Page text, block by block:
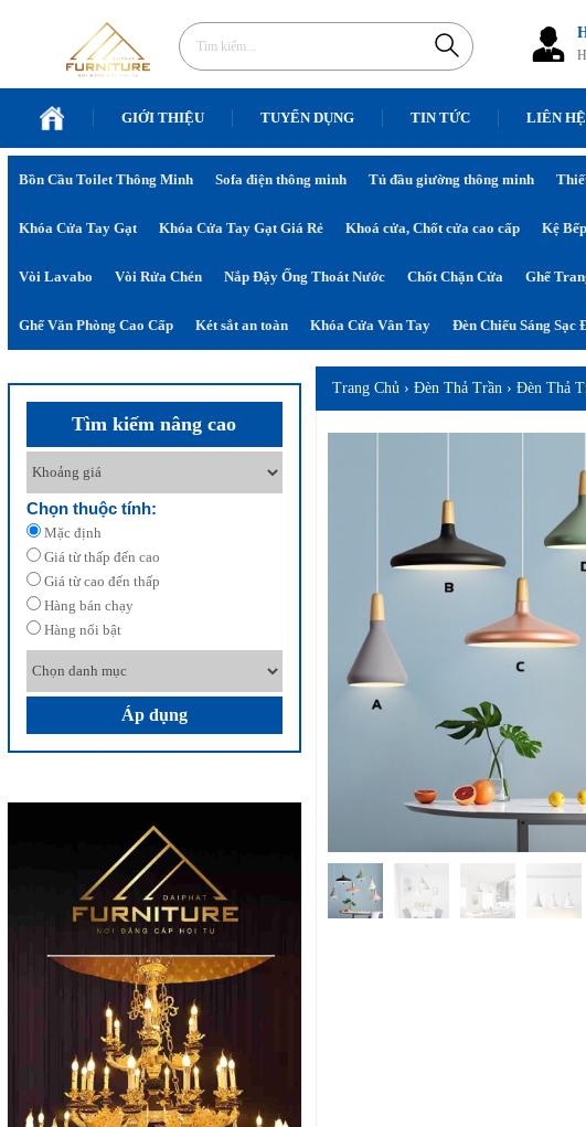
GIỚI THIỆU TUYỂN DỤNG TIN TỨC LIÊN HỆ
Bồn Cầu Toilet Thông Minh Sofa điện thông minh Tủ đầu giường thông minh
Khóa Cửa Tay Gạt Khóa Cửa Tay Gạt Giá Rẻ Khoá cửa, Chốt cửa cao cấp Kệ
Vòi Lavabo Vòi Rửa Chén Nắp Đậy Ống Thoát Nước Chốt Chặn Cửa Ghế
Ghế Văn Phòng Cao Cấp Két sắt an toàn Khóa Cửa Vân Tay Đèn Chiếu Sáng Sạc
Tìm kiếm nâng cao
Chọn thuộc tính:
Mặc định
Giá từ thấp đến cao
Giá từ cao đến thấp
Hàng bán chạy
Hàng nổi bật
Áp dụng
Trang Chủ ›Đèn Thả Trần ›Đèn Thả